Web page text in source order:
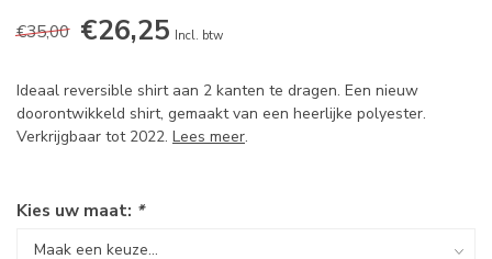
€35,00 €26,25 Incl. btw
Ideaal reversible shirt aan 2 kanten te dragen. Een nieuw
doorontwikkeld shirt, gemaakt van een heerlijke polyester.
Verkrijgbaar tot 2022. Lees meer.
Kies uw maat: *